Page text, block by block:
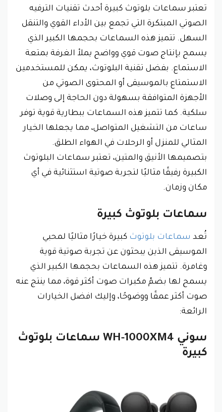
تعتبر سماعات بلوتوث كبيرة أحدث تقنيات الترفيه
الصوتي المبتكرة التي تجمع بين الأداء القوي والتنقل
السهل. تتميز هذه السماعات بحجمها الكبير الذي
يسمح بإنتاج صوت قوي وواضح يملأ الغرفة بمتعة
الاستماع. بفضل تقنية البلوتوث، يمكن للمستخدمين
الاستمتاع بالموسيقى أو المحتوى الصوتي من
الأجهزة المتوافقة بسهولة دون الحاجة إلى وصلات
سلكية. كما تتميز هذه السماعات ببطارية قوية توفر
ساعات من التشغيل المتواصل، مما يجعلها الخيار
المثالي للمنزل أو الرحلات في الهواء الطلق.
بتصميمها الأنيق والمتين، تعتبر سماعات البلوتوث
الكبيرة رفيقًا مثاليًا لتجربة صوتية استثنائية في أي
مكان وزمان.
سماعات بلوتوث كبيرة
تُعد سماعات بلوتوث كبيرة خيارًا مثاليًا لمحبي
الموسيقى الذين يبحثون عن تجربة صوتية قوية
وغامرة. تتميز هذه السماعات بحجمها الكبير الذي
يسمح لها بضمّ مكبرات صوت أكثر قوة، مما ينتج عنه
صوت أكثر عمقًا ووضوحًا، وإليك افضل الخيارات
الرائعة:
سوني WH‎-‎1000‎XM4 سماعات بلوتوث
كبيرة